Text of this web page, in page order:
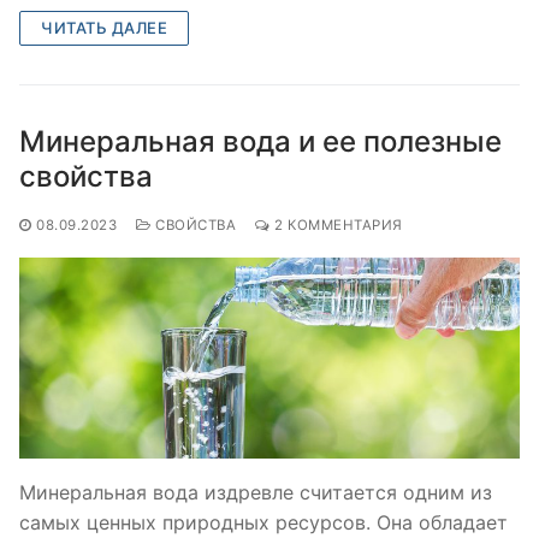
ЧИТАТЬ ДАЛЕЕ
Минеральная вода и ее полезные
свойства
08.09.2023 СВОЙСТВА 2 КОММЕНТАРИЯ
Минеральная вода издревле считается одним из
самых ценных природных ресурсов. Она обладает